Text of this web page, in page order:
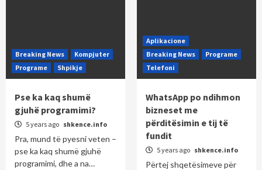
Breaking News
Kompjuter
Programe
Shpikje
Pse ka kaq shumë
gjuhë programimi?
5 years ago shkence.info
Pra, mund të pyesni veten –
pse ka kaq shumë gjuhë
programimi, dhe a na…
Aplikacione
Breaking News
Programe
Telefoni
WhatsApp po ndihmon
bizneset me
përditësimin e tij të
fundit
5 years ago shkence.info
Përtej shqetësimeve për